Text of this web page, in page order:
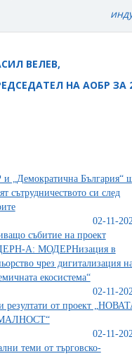
НА АОБР ЗА
„Демократична България“
сътрудничеството си след
02-11-
събитие на проект
А: МОДЕРНизация в
чрез дигитализация
екосистема“
02-11-
резултати от проект
02-11-
теми от търговско-